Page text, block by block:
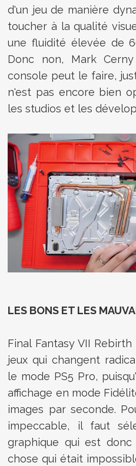
d'un jeu de manière
toucher à la qualité
une fluidité élevée de
Donc non, Mark
console peut le faire,
n'est pas encore bien
les studios et les
LES BONS ET LES
Final Fantasy VII
jeux qui changent
le mode PS5 Pro,
affichage en mode
images par seconde.
impeccable, il faut
graphique qui est donc
chose qui était